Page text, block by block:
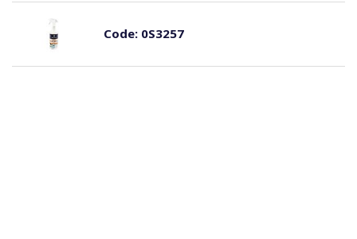
Code:0S3257